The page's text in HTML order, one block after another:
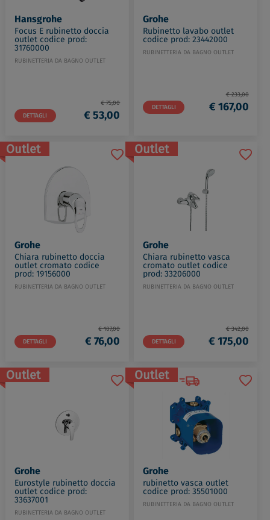
Hansgrohe
Focus E rubinetto doccia
outlet codice prod:
31760000
RUBINETTERIA DA BAGNO OUTLET
DETTAGLI
€ 75,00
€ 53,00
Grohe
Rubinetto lavabo outlet
codice prod: 23442000
RUBINETTERIA DA BAGNO OUTLET
DETTAGLI
€ 233,00
€ 167,00
Outlet
Grohe
Chiara rubinetto doccia
outlet cromato codice
prod: 19156000
RUBINETTERIA DA BAGNO OUTLET
DETTAGLI
€ 107,00
€ 76,00
Outlet
Grohe
Chiara rubinetto vasca
cromato outlet codice
prod: 33206000
RUBINETTERIA DA BAGNO OUTLET
DETTAGLI
€ 342,00
€ 175,00
Outlet
Grohe
Eurostyle rubinetto doccia
outlet codice prod:
33637001
RUBINETTERIA DA BAGNO OUTLET
Outlet
Grohe
rubinetto vasca outlet
codice prod: 35501000
RUBINETTERIA DA BAGNO OUTLET